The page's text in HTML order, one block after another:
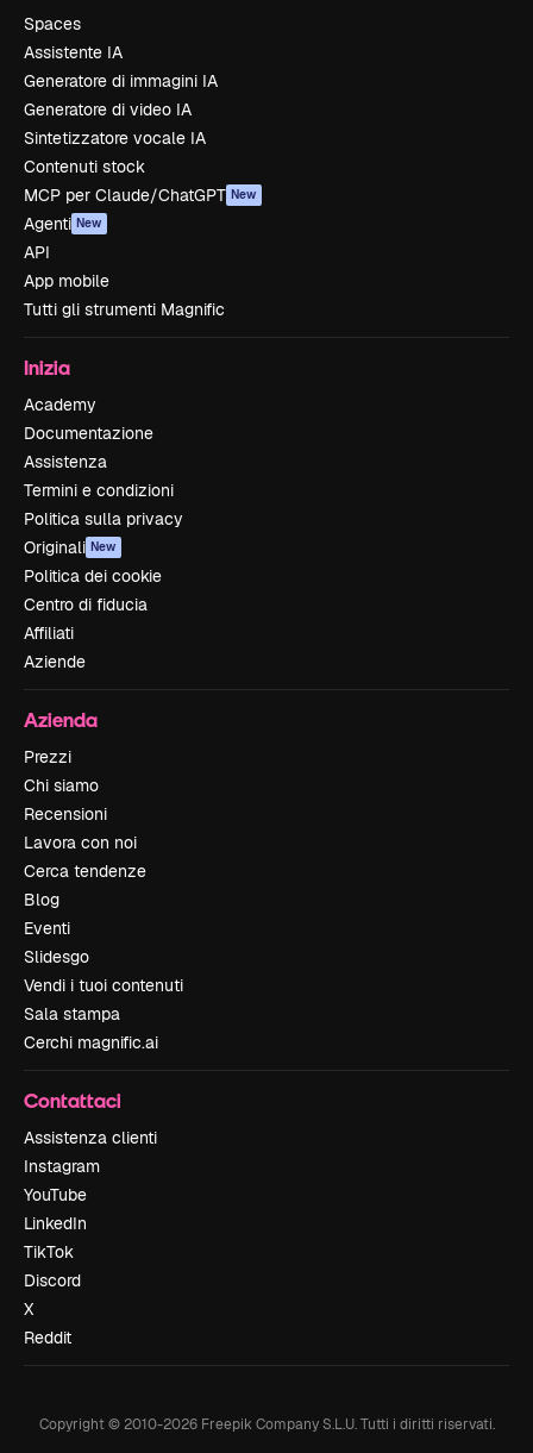
Spaces
Assistente IA
Generatore di immagini IA
Generatore di video IA
Sintetizzatore vocale IA
Contenuti stock
MCP per Claude/ChatGPT New
Agenti New
API
App mobile
Tutti gli strumenti Magnific
Inizia
Academy
Documentazione
Assistenza
Termini e condizioni
Politica sulla privacy
Originali New
Politica dei cookie
Centro di fiducia
Affiliati
Aziende
Azienda
Prezzi
Chi siamo
Recensioni
Lavora con noi
Cerca tendenze
Blog
Eventi
Slidesgo
Vendi i tuoi contenuti
Sala stampa
Cerchi magnific.ai
Contattaci
Assistenza clienti
Instagram
YouTube
LinkedIn
TikTok
Discord
X
Reddit
Copyright © 2010-2026Freepik Company S.L.U. Tutti i diritti riservati.